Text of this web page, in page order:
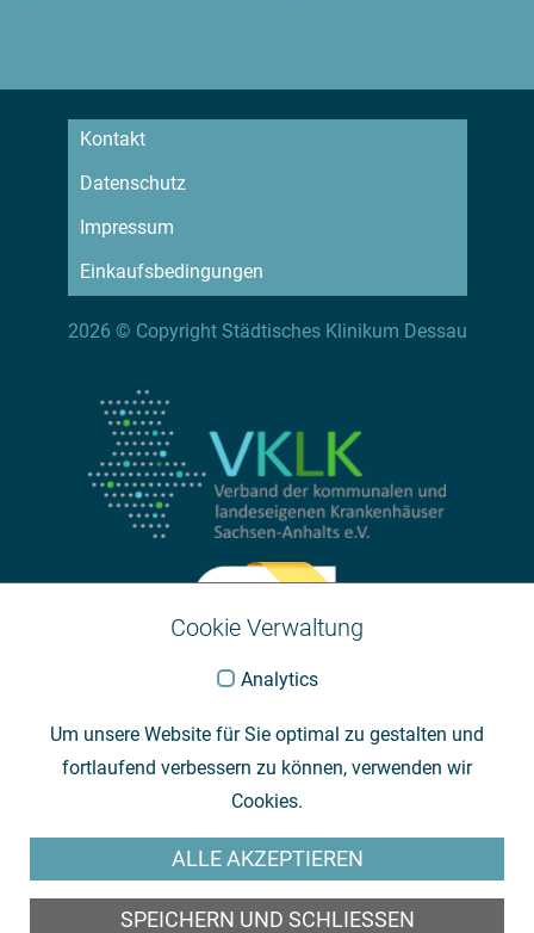
Kontakt
Datenschutz
Impressum
Einkaufsbedingungen
2026 © Copyright Städtisches Klinikum Dessau
Cookie Verwaltung
Analytics
Um unsere Website für Sie optimal zu gestalten und
fortlaufend verbessern zu können, verwenden wir
Cookies.
ALLE AKZEPTIEREN
SPEICHERN UND SCHLIESSEN